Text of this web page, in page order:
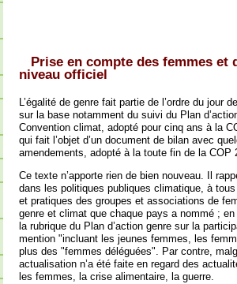
Prise en compte des femmes et
niveau officiel
L’égalité de genre fait partie de l’ordre du jour
sur la base notamment du suivi du Plan
Convention climat, adopté pour cinq ans à la
qui fait l’objet d’un document de bilan avec
amendements, adopté à la toute fin de la COP
Ce texte n’apporte rien de bien nouveau. Il
dans les politiques publiques climatique, à
et pratiques des groupes et associations de
genre et climat que chaque pays a nommé ;
la rubrique du Plan d’action genre sur la
mention "incluant les jeunes femmes, les
plus des "femmes déléguées". Par contre,
actualisation n’a été faite en regard des
les femmes, la crise alimentaire, la guerre.